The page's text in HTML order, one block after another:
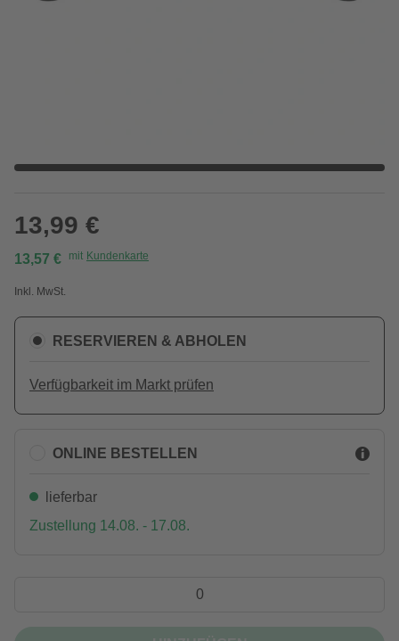
13,99 €
13,57 € mit Kundenkarte
Inkl. MwSt.
RESERVIEREN & ABHOLEN
Verfügbarkeit im Markt prüfen
ONLINE BESTELLEN
lieferbar
Zustellung 14.08. - 17.08.